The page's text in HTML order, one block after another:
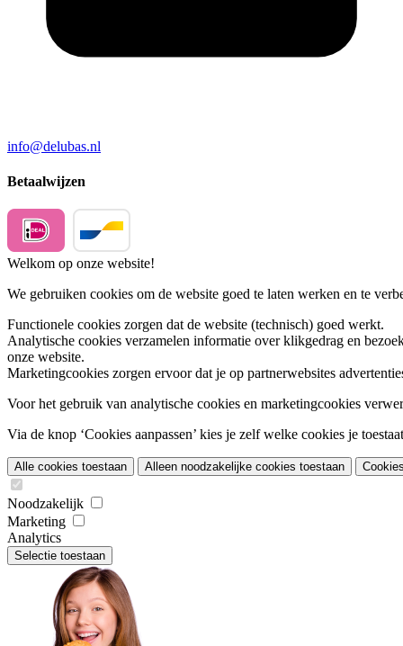
info@delubas.nl
Betaalwijzen
Welkom op onze website!
We gebruiken cookies om de website goed te laten werken en te
Functionele cookies zorgen dat de website (technisch) goed werkt.
Analytische cookies verzamelen informatie over klikgedrag en
onze website.
Marketingcookies zorgen ervoor dat je op partnerwebsites
Voor het gebruik van analytische cookies en marketingcookies
Via de knop ‘Cookies aanpassen’ kies je zelf welke cookies je
Alle cookies toestaan Alleen noodzakelijke cookies toestaan
Noodzakelijk
Marketing
Analytics
Selectie toestaan